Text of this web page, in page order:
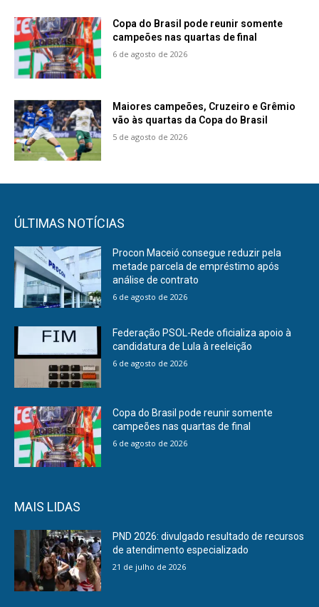
Copa do Brasil pode reunir somente
campeões nas quartas de final
6 de agosto de 2026
Maiores campeões, Cruzeiro e Grêmio
vão às quartas da Copa do Brasil
5 de agosto de 2026
ÚLTIMAS NOTÍCIAS
Procon Maceió consegue reduzir pela
metade parcela de empréstimo após
análise de contrato
6 de agosto de 2026
Federação PSOL-Rede oficializa apoio à
candidatura de Lula à reeleição
6 de agosto de 2026
Copa do Brasil pode reunir somente
campeões nas quartas de final
6 de agosto de 2026
MAIS LIDAS
PND 2026: divulgado resultado de recursos
de atendimento especializado
21 de julho de 2026